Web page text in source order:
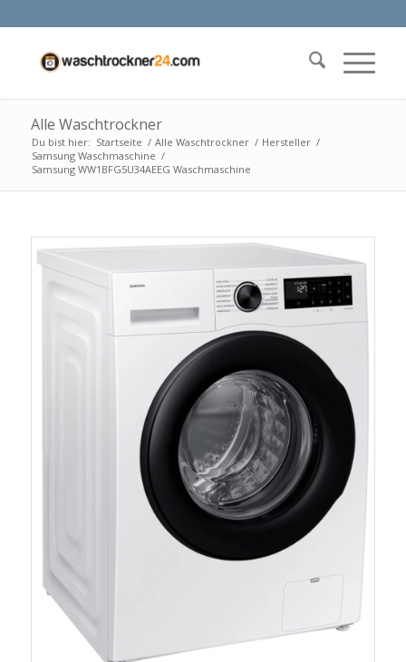
Alle Waschtrockner
Du bist hier: Startseite / Alle Waschtrockner / Hersteller /
Samsung Waschmaschine /
Samsung WW1BFG5U34AEEG Waschmaschine